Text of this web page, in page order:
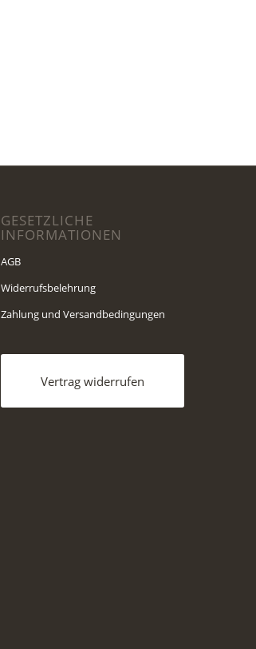
GESETZLICHE
INFORMATIONEN
AGB
Widerrufsbelehrung
Zahlung und Versandbedingungen
Vertrag widerrufen